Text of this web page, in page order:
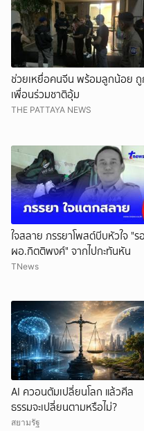
ช่วยเหยื่อคนจีน พร้อมลูกน้อย
เพื่อนร่วมชาติอุ้ม
THE PATTAYA NEWS
ใจสลาย ภรรยาโพสต์บีบหัวใจ "ร
ผอ.กิตติพงศ์" จากไปกะทันหัน
TNews
AI ควอนตัมเปลี่ยนโลก แล้วศีล
ธรรมจะเปลี่ยนตามหรือไม่?
สยามรัฐ